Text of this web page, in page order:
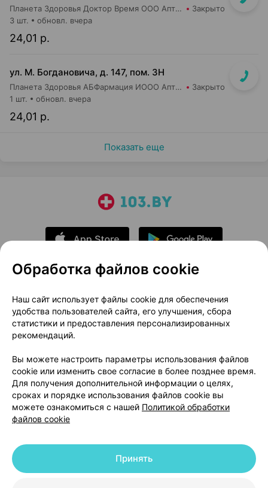
Планета Здоровья Доктор Время ООО Аптека №65 Закрыто
24,01 р.
3 шт. обновл. вчера
ул. М. Богдановича, д. 147, пом. 3Н
Планета Здоровья АБФармация ИООО Аптека №8 Закрыто
24,01 р.
1 шт. обновл. вчера
Показать еще
О проекте
Новости проекта
Размещение рекламы
Медицинский маркетинг
Публичный договор
Доставка
Способы оплаты
Вакансии
Партнеры
Написать руководителю 103.by
Написать в поддержку
Персональные настройки Cookie
© 2026 ООО «Артокс Лаб», УНП 191700409 | 220012, Республика Беларусь,
Обработка файлов cookie
Наш сайт использует файлы cookie для обеспечения
удобства пользователей сайта, его улучшения, сбора
статистики и предоставления персонализированных
рекомендаций.
Вы можете настроить параметры использования файлов
cookie или изменить свое согласие в более позднее время.
Для получения дополнительной информации о целях,
сроках и порядке использования файлов cookie вы
можете ознакомиться с нашей Политикой обработки
файлов cookie
Принять